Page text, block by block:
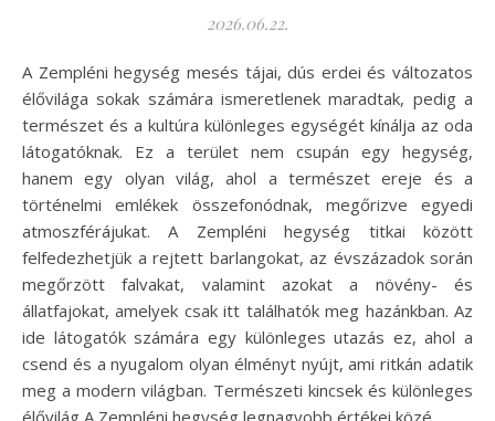
2026.06.22.
A Zempléni hegység mesés tájai, dús erdei és változatos
élővilága sokak számára ismeretlenek maradtak, pedig a
természet és a kultúra különleges egységét kínálja az oda
látogatóknak. Ez a terület nem csupán egy hegység,
hanem egy olyan világ, ahol a természet ereje és a
történelmi emlékek összefonódnak, megőrizve egyedi
atmoszférájukat. A Zempléni hegység titkai között
felfedezhetjük a rejtett barlangokat, az évszázadok során
megőrzött falvakat, valamint azokat a növény- és
állatfajokat, amelyek csak itt találhatók meg hazánkban. Az
ide látogatók számára egy különleges utazás ez, ahol a
csend és a nyugalom olyan élményt nyújt, ami ritkán adatik
meg a modern világban. Természeti kincsek és különleges
élővilág A Zempléni hegység legnagyobb értékei közé…